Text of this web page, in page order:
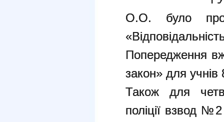
О.О. було
Попередження
закон» для учнів
Також для
поліції взвод